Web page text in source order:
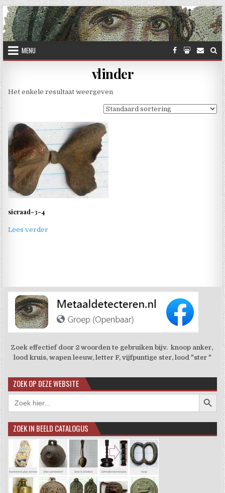
Skip to content
MENU
vlinder
Het enkele resultaat weergeven
sieraad-3-4
Lees verder
Zoek effectief door 2 woorden te gebruiken bijv. knoop anker,
lood kruis, wapen leeuw, letter F, vijfpuntige ster, lood "ster "
ZOEK OP DEZE WEBSITE
Zoek
naar:
ZOEK IN BEELD CATALOGUS